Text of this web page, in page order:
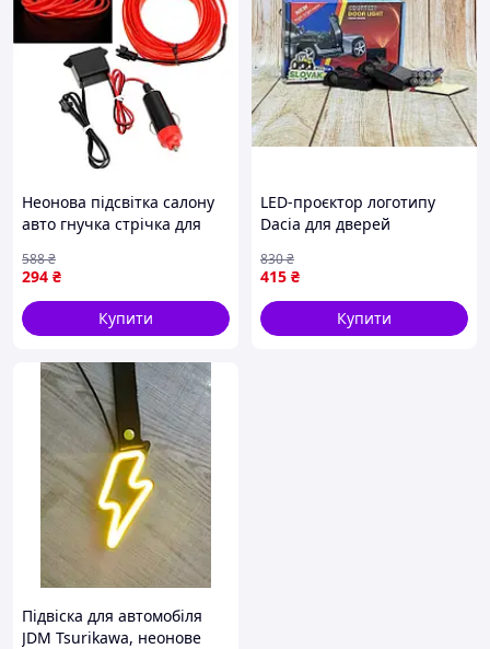
Неонова підсвітка салону
авто гнучка стрічка для
автомобілі холодний
червоний 5 м
294 ₴
588₴
Купити
LED-проєктор логотипу
Dacia для дверей
шт. для прикрашування
автомобіля безпеки
415 ₴
830₴
Купити
Підвіска для автомобіля
JDM Tsurikawa, неонове